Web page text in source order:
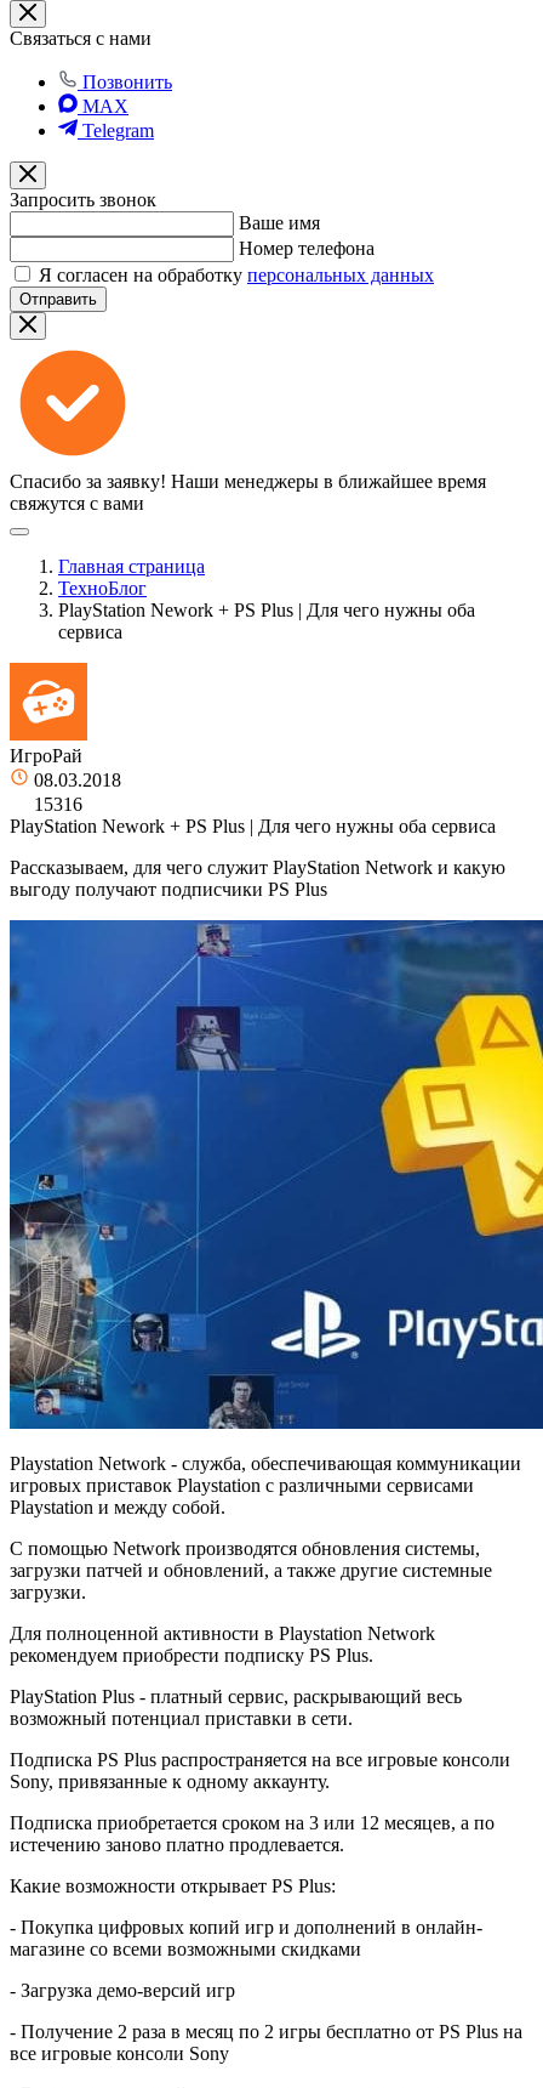
Связаться с нами
Позвонить
MAX
Telegram
Запросить звонок
Ваше имя
Номер телефона
Я согласен на обработку персональных данных
Отправить
Спасибо за заявку! Наши менеджеры в ближайшее время
свяжутся с вами
Главная страница
ТехноБлог
PlayStation Nework + PS Plus | Для чего нужны оба
сервиса
ИгроРай
08.03.2018
15316
PlayStation Nework + PS Plus | Для чего нужны оба сервиса
Рассказываем, для чего служит PlayStation Network и какую
выгоду получают подписчики PS Plus
Playstation Network - служба, обеспечивающая коммуникации
игровых приставок Playstation с различными сервисами
Playstation и между собой.
С помощью Network производятся обновления системы,
загрузки патчей и обновлений, а также другие системные
загрузки.
Для полноценной активности в Playstation Network
рекомендуем приобрести подписку PS Plus.
PlayStation Plus - платный сервис, раскрывающий весь
возможный потенциал приставки в сети.
Подписка PS Plus распространяется на все игровые консоли
Sony, привязанные к одному аккаунту.
Подписка приобретается сроком на 3 или 12 месяцев, а по
истечению заново платно продлевается.
Какие возможности открывает PS Plus:
- Покупка цифровых копий игр и дополнений в онлайн-
магазине со всеми возможными скидками
- Загрузка демо-версий игр
- Получение 2 раза в месяц по 2 игры бесплатно от PS Plus на
все игровые консоли Sony